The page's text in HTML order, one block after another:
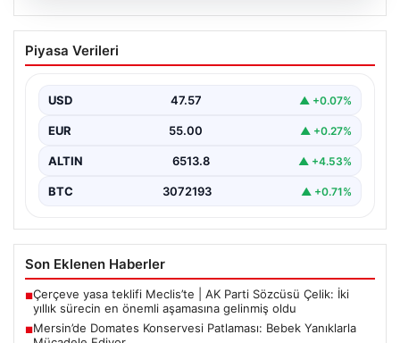
05.08.2026
Mersin’de Domates Konservesi
Patlaması: Bebek Yanıklarla Mücadele
19 Eylül 2023 tarihinde Mersin'in Çakır ailesi korku dolu
Piyasa Verileri
USD 47.57 ▲ +0.07%
EUR 55.00 ▲ +0.27%
ALTIN 6513.8 ▲ +4.53%
BTC 3072193 ▲ +0.71%
Son Eklenen Haberler
■Çerçeve yasa teklifi Meclis’te | AK Parti Sözcüsü Çelik: İki
yıllık sürecin en önemli aşamasına gelinmiş oldu
■Mersin’de Domates Konservesi Patlaması: Bebek Yanıklarla